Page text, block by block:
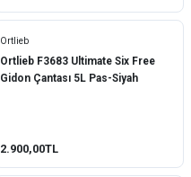
Ortlieb
Ortlieb F3683 Ultimate Six Free
Gidon Çantası 5L Pas-Siyah
2.900,00TL